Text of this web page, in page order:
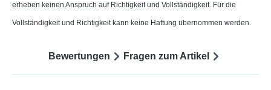
erheben keinen Anspruch auf Richtigkeit und Vollständigkeit. Für die
Vollständigkeit und Richtigkeit kann keine Haftung übernommen werden.
Bewertungen Fragen zum Artikel